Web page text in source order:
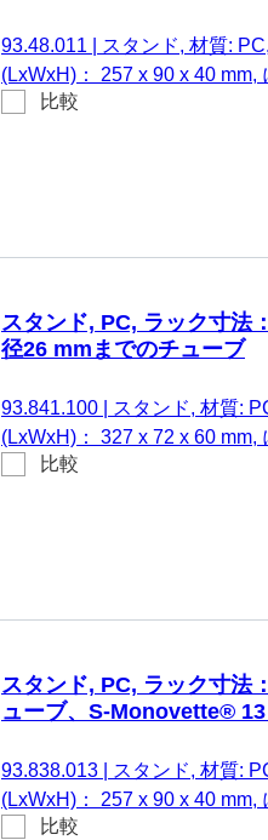
93.48.011
スタンド, 材質:
(LxWxH)： 257 x 90 x 40 mm,
る。 反応チューブ 8 mm Ø 例
比較
スタンド, PC, ラック寸法
径26 mmまでのチューブ
93.841.100
スタンド, 材質:
(LxWxH)： 327 x 72 x 60 mm,
る。 直径26 mmまでのチュー
比較
スタンド, PC, ラック寸法
ューブ、S-Monovette®
93.838.013
スタンド, 材質:
(LxWxH)： 257 x 90 x 40 mm,
る。 チューブ、S-
比較